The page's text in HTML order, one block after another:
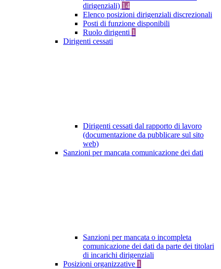
dirigenziali) 14
Elenco posizioni dirigenziali discrezionali
Posti di funzione disponibili
Ruolo dirigenti 1
Dirigenti cessati
Dirigenti cessati dal rapporto di lavoro
(documentazione da pubblicare sul sito
web)
Sanzioni per mancata comunicazione dei dati
Sanzioni per mancata o incompleta
comunicazione dei dati da parte dei titolari
di incarichi dirigenziali
Posizioni organizzative 1